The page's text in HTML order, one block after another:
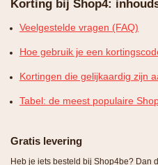
Korting bij Shop4:
Veelgestelde vragen (FAQ)
Hoe gebruik je een
Kortingen die gelijkaardig zijn
Tabel: de meest populaire
Gratis levering
Heb je iets besteld bij Shop4be? Dan